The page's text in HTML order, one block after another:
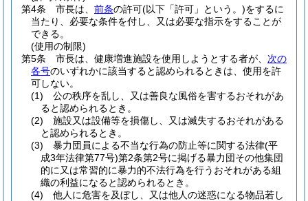
第4条
市長は、 前条の許可(以下「許可」という。)をするに
当たり、必要な条件を付し、又は必要な指示をすることが
できる。
(使用の制限)
第5条
市長は、健康増進施設を使用しようとする者が、 次の
各号のいずれかに該当すると認められるときは、使用を許
可しない。
(1)
公の秩序を乱し、又は善良な風俗を害するおそれがあ
ると認められるとき。
(2)
施設又は設備等を損傷し、又は滅失するおそれがある
と認められるとき。
(3)
暴力団員による不当な行為の防止等に関する法律(平
成3年法律第77号)第2条第2号に掲げる暴力団その他集団
的に又は常習的に暴力的不法行為を行うおそれがある組
織の利益になると認められるとき。
(4)
他人に危害を及ぼし、又は他人の迷惑になる物品若し